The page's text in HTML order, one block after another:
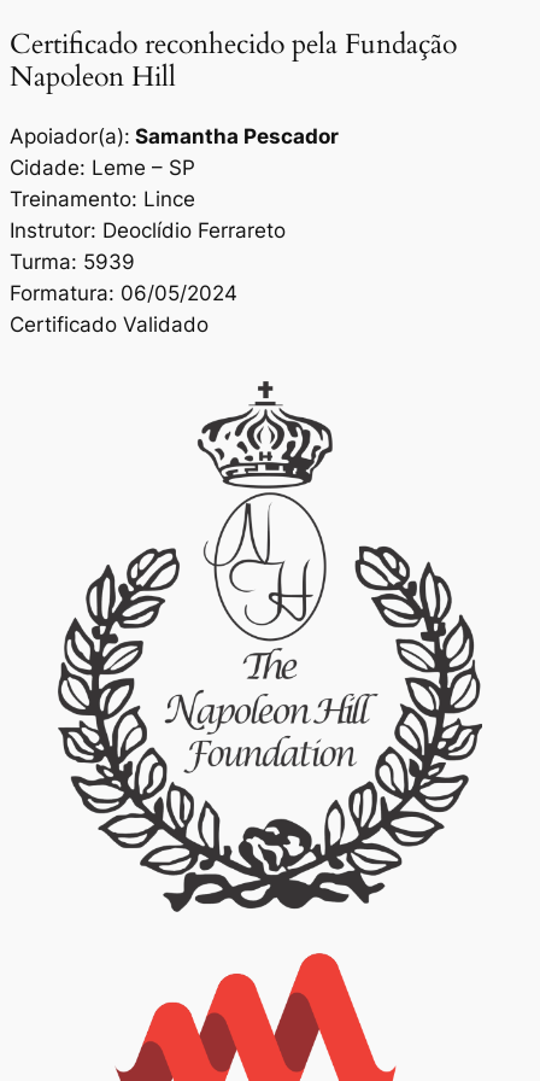
Certificado reconhecido pela Fundação
Napoleon Hill
Apoiador(a): Samantha Pescador
Cidade: Leme – SP
Treinamento: Lince
Instrutor: Deoclídio Ferrareto
Turma: 5939
Formatura: 06/05/2024
Certificado Validado